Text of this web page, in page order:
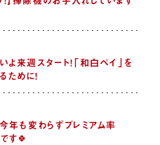
よ来週スタート！「和白ペイ」を
ために！
年も変わらずプレミアム率
す🍀